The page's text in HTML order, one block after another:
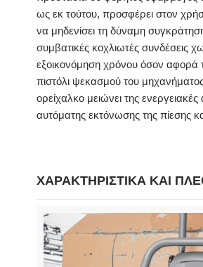
ως εκ τούτου, προσφέρει στον
να μηδενίσει τη δύναμη
συμβατικές κοχλιωτές συνδέσεις
εξοικονόμηση χρόνου όσον αφορά
πιστόλι ψεκασμού του
ορείχαλκο μειώνει της
αυτόματης εκτόνωσης της πίεσης
ΧΑΡΑΚΤΗΡΙΣΤΙΚΑ ΚΑΙ